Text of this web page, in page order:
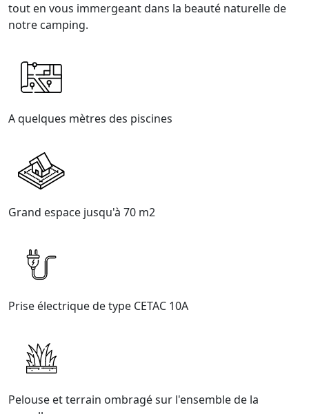
tout en vous immergeant dans la beauté naturelle de
notre camping.
A quelques mètres des piscines
Grand espace jusqu'à 70 m2
Prise électrique de type CETAC 10A
Pelouse et terrain ombragé sur l'ensemble de la